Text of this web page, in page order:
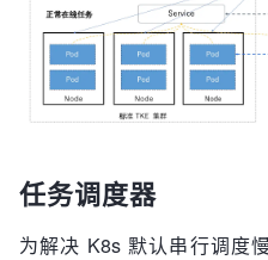
任务调度器
为解决 K8s 默认串行调度